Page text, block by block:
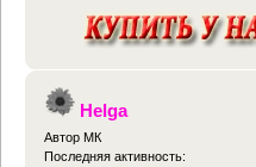
Helga
Автор МК
Последняя активность: